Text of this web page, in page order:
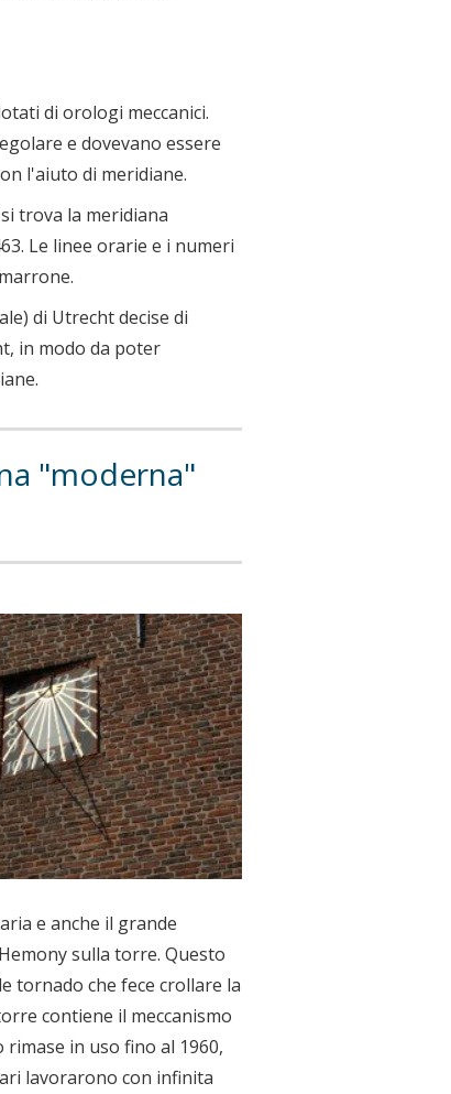
di orologi meccanici.
e dovevano essere
l'aiuto di meridiane.
trova la meridiana
Le linee orarie e i numeri
di Utrecht decise di
in modo da poter
"moderna"
e anche il grande
sulla torre. Questo
tornado che fece crollare la
contiene il meccanismo
in uso fino al 1960,
lavorarono con infinita